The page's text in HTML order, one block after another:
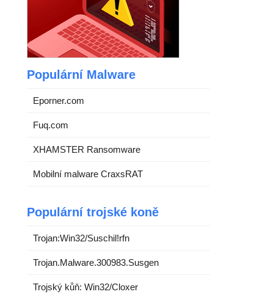
Populární Malware
Eporner.com
Fuq.com
XHAMSTER Ransomware
Mobilní malware CraxsRAT
Populární trojské koně
Trojan:Win32/Suschil!rfn
Trojan.Malware.300983.Susgen
Trojský kůň: Win32/Cloxer